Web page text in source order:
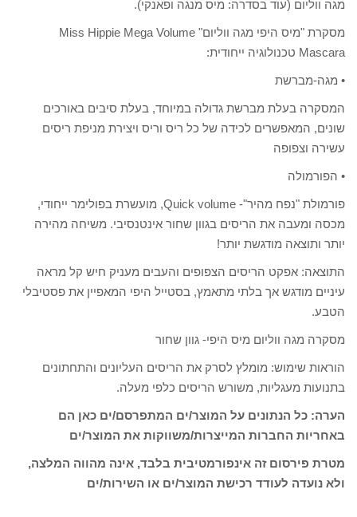
מגה ווליום (עוד בסדרה: מיס מנגה ופאנקי).
מסקרת "מיס היפי מגה ווליום" Miss Hippie Mega Volume
Mascara טכנולוגיה ייחודית:
• מגה-מברשת
המסקרה בעלת מברשת גדולה במיוחד, בעלת סיבים באורכים
שונים, המאפשרים לכידה של כל ריס וריס ויצירת מניפת ריסים
עשירה וצפופה
• הפורמולה
פורמולת "נפח מהיר"- Quick volume, מועשרת בפולימר ייחודי,
מכסה ומעבה את הריסים בגוון שחור אינטנסיבי. משיחה מהירה
יותר ותוצאה מודגשת יותר!
התוצאה: אפקט הריסים הצפופים והעבים מעניק חיש קל מראה
עיניים מודגש אך בלתי מתאמץ, בסטייל היפי המאפיין את פסטיבלי
הטבע.
מסקרה מגה ווליום מיס היפי- גוון שחור
הוראות שימוש: מומלץ לסרק את הריסים העליונים והתחתונים
בתנועות מעגליות, משורש הריסים כלפי מעלה.
הערה: כל הנתונים על המוצר/ים המתפרסם/ים כאן הם
באחריות החברות המייצרות/משווקות את המוצר/ים
מטרת פירסום זה אינפורמטיבית בלבד, אינה מהווה המלצה,
ולא נועדה לעודד רכישת המוצר/ים או השירות/ים